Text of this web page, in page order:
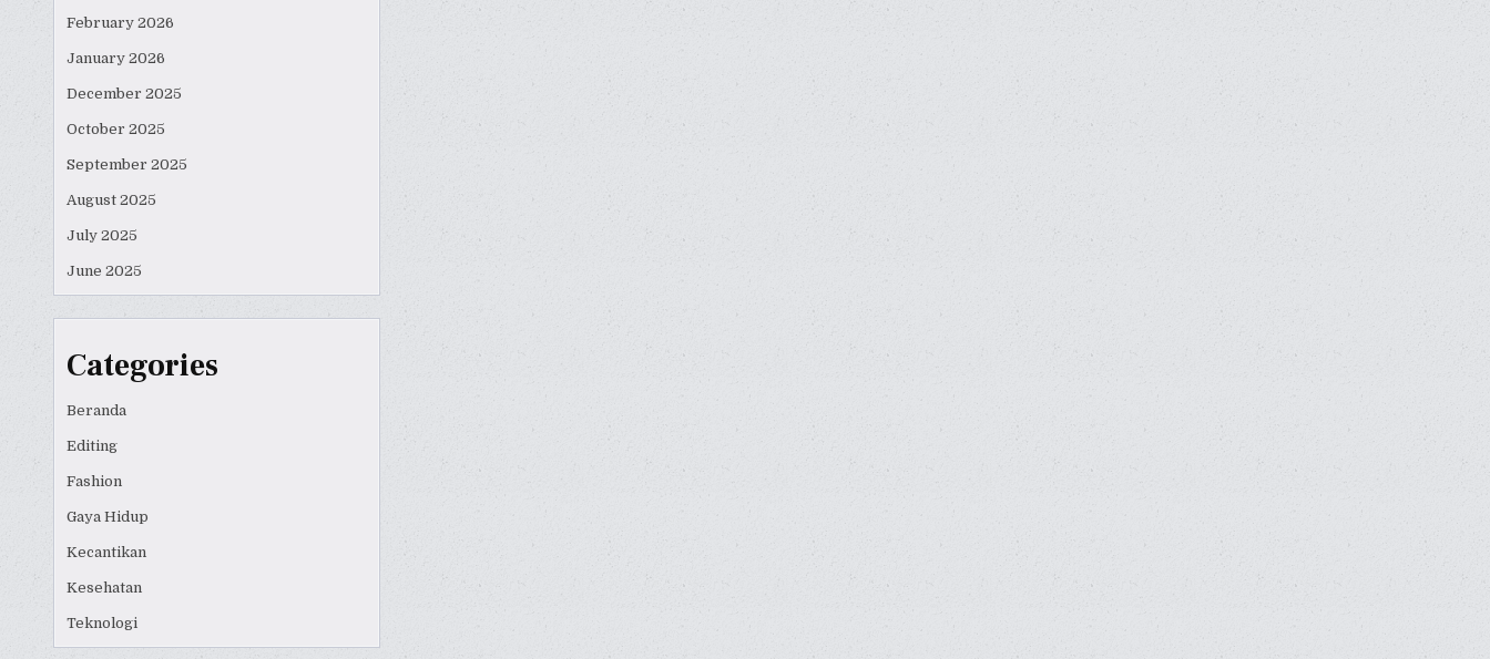
February 2026
January 2026
December 2025
October 2025
September 2025
August 2025
July 2025
June 2025
Categories
Beranda
Editing
Fashion
Gaya Hidup
Kecantikan
Kesehatan
Teknologi